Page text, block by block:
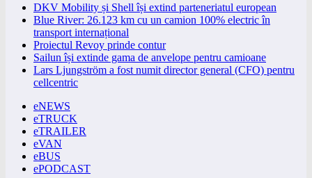
DKV Mobility și Shell își extind parteneriatul european
Blue River: 26.123 km cu un camion 100% electric în
transport internațional
Proiectul Revoy prinde contur
Sailun își extinde gama de anvelope pentru camioane
Lars Ljungström a fost numit director general (CFO) pentru
cellcentric
eNEWS
eTRUCK
eTRAILER
eVAN
eBUS
ePODCAST